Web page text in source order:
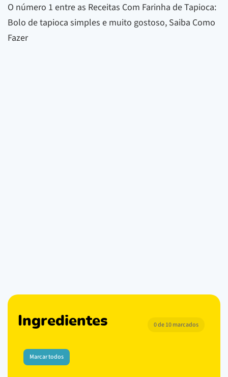
O número 1 entre as Receitas Com Farinha de Tapioca:
Bolo de tapioca simples e muito gostoso, Saiba Como
Fazer
Ingredientes 0 de 10 marcados
Marcar todos